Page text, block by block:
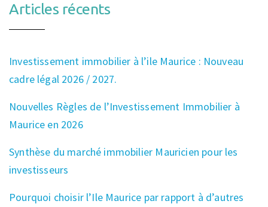
Articles récents
Investissement immobilier à l’ile Maurice : Nouveau
cadre légal 2026 / 2027.
Nouvelles Règles de l’Investissement Immobilier à
Maurice en 2026
Synthèse du marché immobilier Mauricien pour les
investisseurs
Pourquoi choisir l’Ile Maurice par rapport à d’autres